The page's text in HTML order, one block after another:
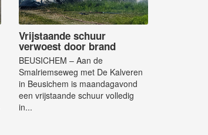
Vrijstaande schuur
verwoest door brand
BEUSICHEM – Aan de
Smalriemseweg met De Kalveren
in Beusichem is maandagavond
een vrijstaande schuur volledig
in...